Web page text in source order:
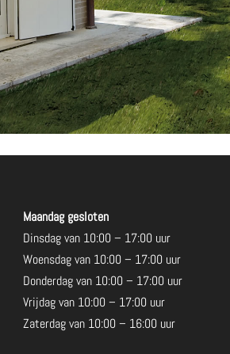
Maandag gesloten
Dinsdag van 10:00 – 17:00 uur
Woensdag van 10:00 – 17:00 uur
Donderdag van 10:00 – 17:00 uur
Vrijdag van 10:00 – 17:00 uur
Zaterdag van 10:00 – 16:00 uur